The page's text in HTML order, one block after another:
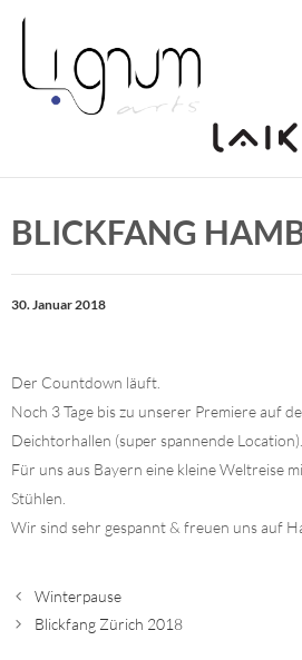
Zum
springen
BLICKFANG
30. Januar 2018
Der Countdown läuft.
Noch 3 Tage bis zu unserer Premiere auf
Deichtorhallen (super spannende Location).
Für uns aus Bayern eine kleine Weltreise
Stühlen.
Wir sind sehr gespannt & freuen uns auf
Winterpause
Blickfang Zürich 2018